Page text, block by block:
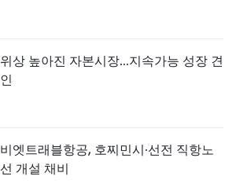
위상 높아진 자본시장...지속가능 성장 견
인
비엣트래블항공, 호찌민시·선전 직항노
선 개설 채비